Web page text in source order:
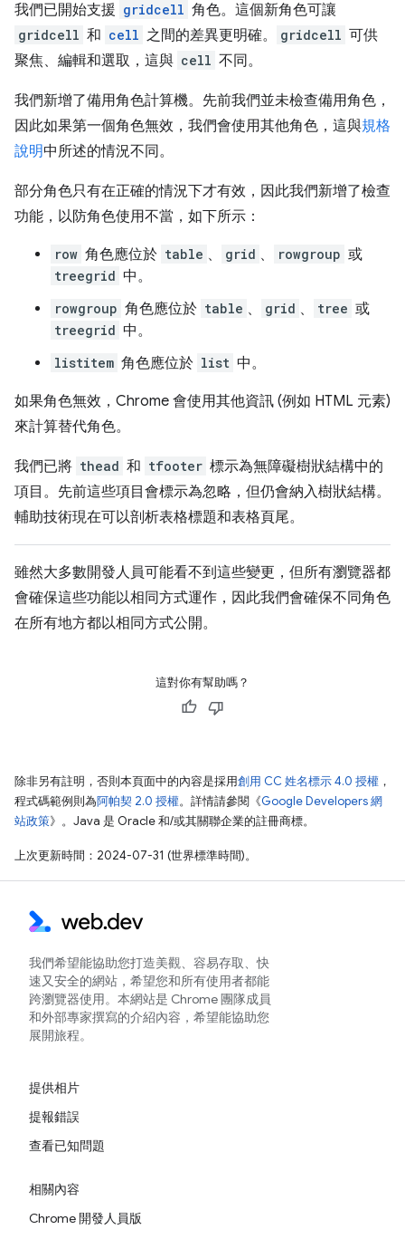
我們已開始支援 gridcell 角色。這個新角色可讓
gridcell 和 cell 之間的差異更明確。 gridcell 可供
聚焦、編輯和選取，這與 cell 不同。
我們新增了備用角色計算機。先前我們並未檢查備用角色，
因此如果第一個角色無效，我們會使用其他角色，這與規格
說明中所述的情況不同。
部分角色只有在正確的情況下才有效，因此我們新增了檢查
功能，以防角色使用不當，如下所示：
row 角色應位於 table 、 grid 、 rowgroup 或
treegrid 中。
rowgroup 角色應位於 table 、 grid 、 tree 或
treegrid 中。
listitem 角色應位於 list 中。
如果角色無效，Chrome 會使用其他資訊 (例如 HTML 元素)
來計算替代角色。
我們已將 thead 和 tfooter 標示為無障礙樹狀結構中的
項目。先前這些項目會標示為忽略，但仍會納入樹狀結構。
輔助技術現在可以剖析表格標題和表格頁尾。
雖然大多數開發人員可能看不到這些變更，但所有瀏覽器都
會確保這些功能以相同方式運作，因此我們會確保不同角色
在所有地方都以相同方式公開。
這對你有幫助嗎？
除非另有註明，否則本頁面中的內容是採用創用 CC 姓名標示 4.0 授權 ，
程式碼範例則為阿帕契 2.0 授權。詳情請參閱《Google Developers 網
站政策》。Java 是 Oracle 和/或其關聯企業的註冊商標。
上次更新時間：2024-07-31 (世界標準時間)。
我們希望能協助您打造美觀、容易存取、快
速又安全的網站，希望您和所有使用者都能
跨瀏覽器使用。本網站是 Chrome 團隊成員
和外部專家撰寫的介紹內容，希望能協助您
展開旅程。
提供相片
提報錯誤
查看已知問題
相關內容
Chrome 開發人員版